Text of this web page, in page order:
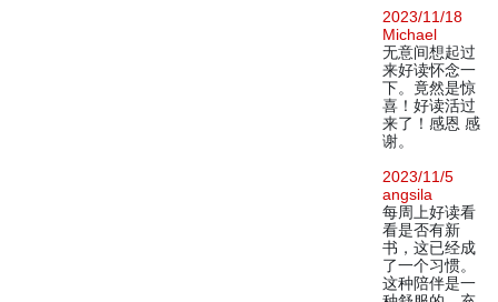
2023/11/18
Michael
无意间想起过
来好读怀念一
下。竟然是惊
喜！好读活过
来了！感恩 感
谢。
2023/11/5
angsila
每周上好读看
看是否有新
书，这已经成
了一个习惯。
这种陪伴是一